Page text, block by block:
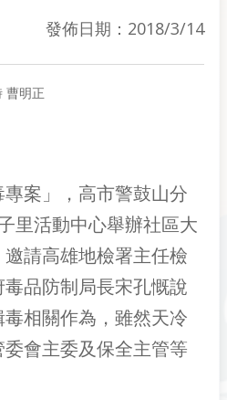
發佈日期：2018/3/14
曹明正
案」，高市警鼓山分
里活動中心舉辦社區大
請高雄地檢署主任檢
品防制局長宋孔慨說
相關作為，雖然天冷
會主委及保全主管等